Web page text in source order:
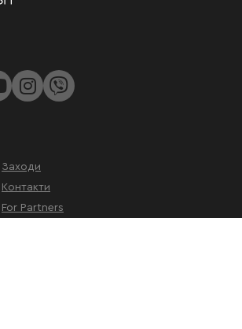
Заходи
Контакти
For Partners